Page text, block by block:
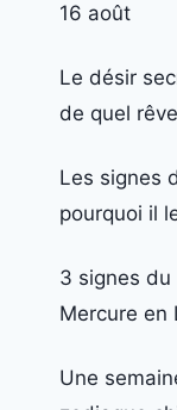
16 août
Le désir
de quel
Les signes
pourquoi il
3 signes du
Mercure en
Une